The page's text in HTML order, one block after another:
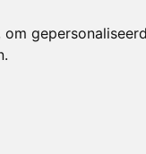
5,17per stuk (excl.